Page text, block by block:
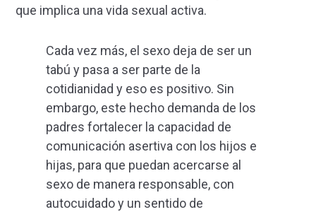
que implica una vida sexual activa.
Cada vez más, el sexo deja de ser un
tabú y pasa a ser parte de la
cotidianidad y eso es positivo. Sin
embargo, este hecho demanda de los
padres fortalecer la capacidad de
comunicación asertiva con los hijos e
hijas, para que puedan acercarse al
sexo de manera responsable, con
autocuidado y un sentido de